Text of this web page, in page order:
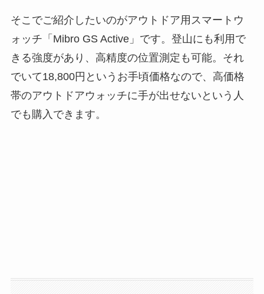
そこでご紹介したいのがアウトドア用スマートウ
ォッチ「Mibro GS Active」です。登山にも利用で
きる強度があり、高精度の位置測定も可能。それ
でいて18,800円というお手頃価格なので、高価格
帯のアウトドアウォッチに手が出せないという人
でも購入できます。